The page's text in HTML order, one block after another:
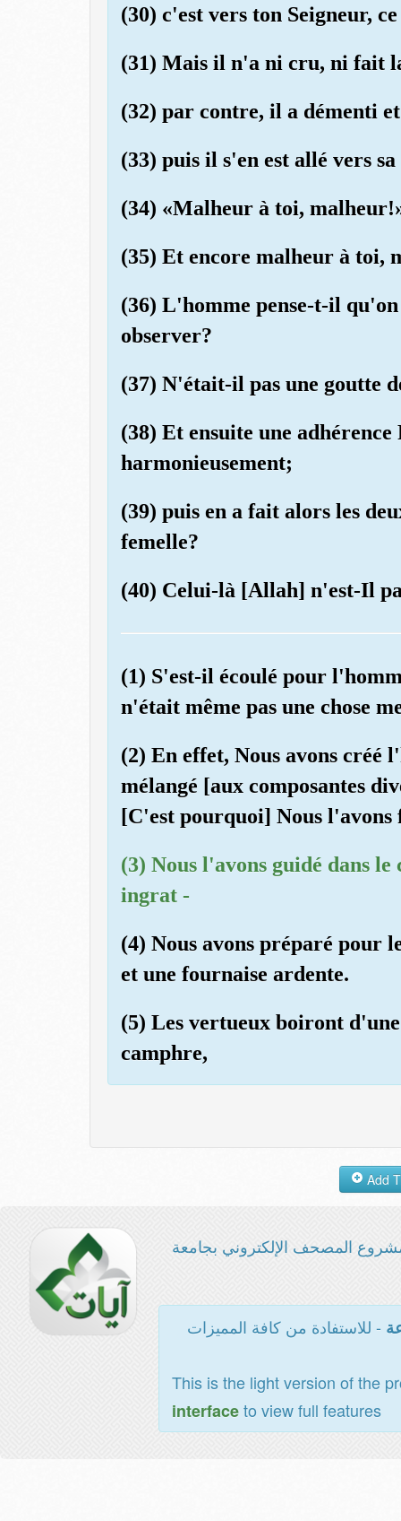
(30) c'est vers ton Seigneur,
(31) Mais il n'a ni cru, ni fait
(32) par contre, il a démenti
(33) puis il s'en est allé vers
(34) «Malheur à toi,
(35) Et encore malheur à toi,
(36) L'homme pense-t-il
observer?
(37) N'était-il pas une goutte
(38) Et ensuite une
harmonieusement;
(39) puis en a fait alors les
femelle?
(40) Celui-là [Allah] n'est-Il
(1) S'est-il écoulé pour
n'était même pas une chose
(2) En effet, Nous avons créé
mélangé [aux composantes
[C'est pourquoi] Nous
(3) Nous l'avons guidé dans
ingrat -
(4) Nous avons préparé pour
et une fournaise ardente.
(5) Les vertueux boiront
camphre,
المصحف الإلكتروني بجامعة
- للاستفادة من كافة المميزات
This is the light version of the
interfaceto view full features